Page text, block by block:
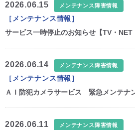
2026.06.15 メンテナンス障害情報
［メンテナンス情報］
サービス一時停止のお知らせ【TV・NET
2026.06.14 メンテナンス障害情報
［メンテナンス情報］
ＡＩ防犯カメラサービス 緊急メンテナ
2026.06.11 メンテナンス障害情報